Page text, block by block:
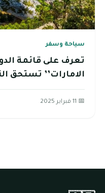
سياحة وسفر
تعرف على قائمة
الامارات’’ تستحق
📅 11 فبراير 2025